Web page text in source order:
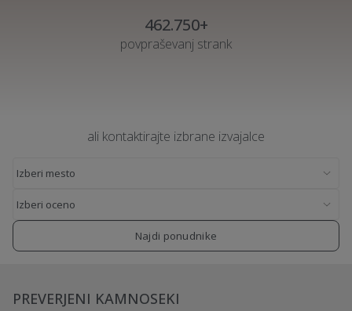
462.750+
povpraševanj strank
ali kontaktirajte izbrane izvajalce
Najdi ponudnike
PREVERJENI KAMNOSEKI